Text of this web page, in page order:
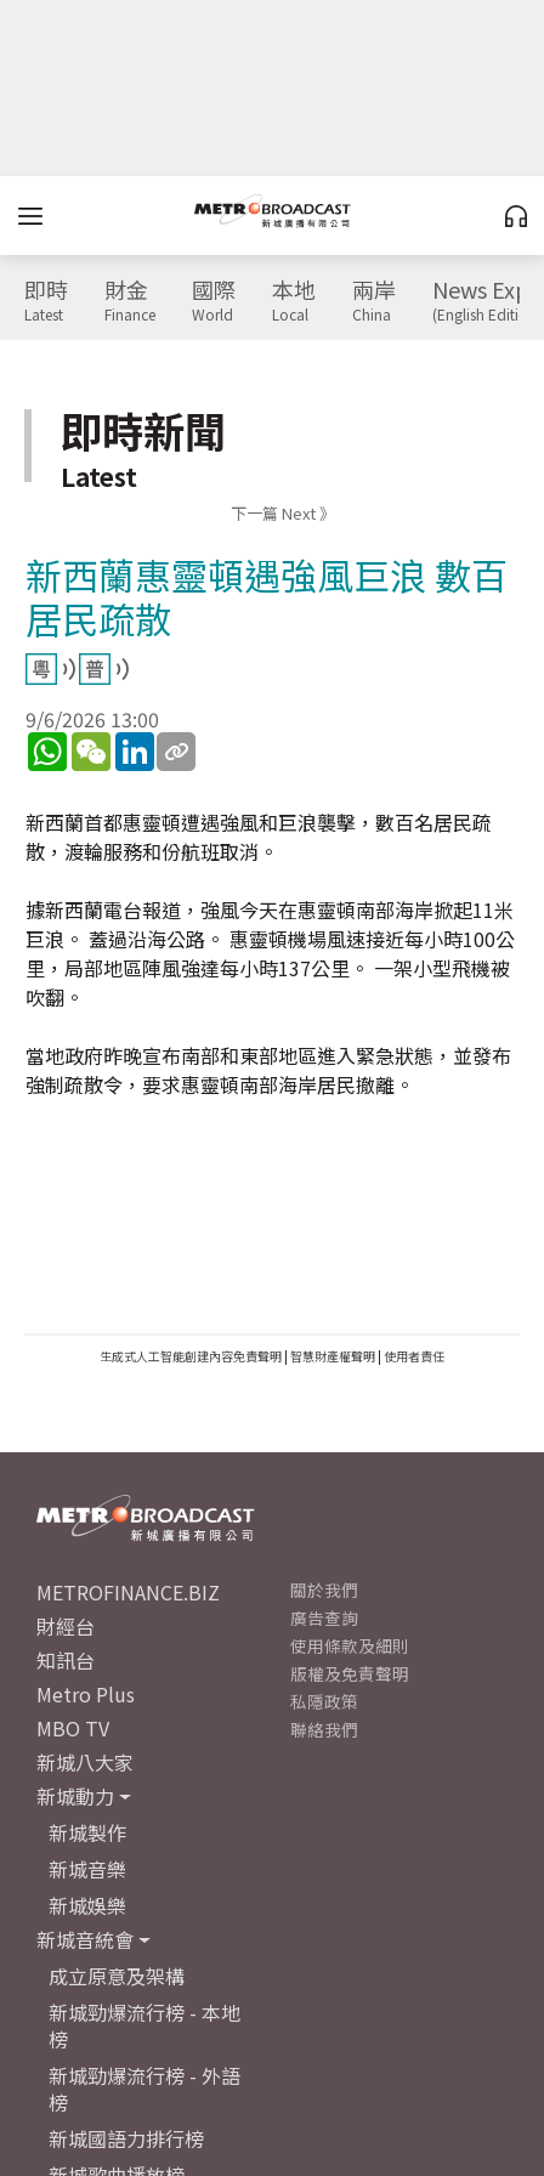
即時
Latest
財金
Finance
國際
World
本地
Local
兩岸
China
News
(English Edition)
即時新聞
Latest
下一篇 Next 》
新西蘭惠靈頓遇強風巨浪 數百
居民疏散
9/6/2026 13:00
WhatsApp
WeChatLinkedIn
新西蘭首都惠靈頓遭遇強風和巨浪襲擊，數百名居民疏
散，渡輪服務和份航班取消。
據新西蘭電台報道，強風今天在惠靈頓南部海岸掀起11米
巨浪。 蓋過沿海公路。 惠靈頓機場風速接近每小時100公
里，局部地區陣風強達每小時137公里。 一架小型飛機被
吹翻。
當地政府昨晚宣布南部和東部地區進入緊急狀態，並發布
強制疏散令，要求惠靈頓南部海岸居民撤離。
生成式人工智能創建內容免責聲明 | 智慧財產權聲明 | 使用者責任
METROFINANCE.BIZ
財經台
知訊台
Metro Plus
MBO TV
新城八大家
新城動力
新城製作
新城音樂
新城娛樂
新城音統會
成立原意及架構
新城勁爆流行榜 - 本地
榜
新城勁爆流行榜 - 外語
榜
新城國語力排行榜
關於我們
廣告查詢
使用條款及細則
版權及免責聲明
私隱政策
聯絡我們